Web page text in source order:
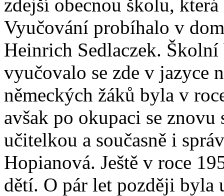
zdejší obecnou školu,
Vyučování probíhalo v
Heinrich Sedlaczek. Školní
vyučovalo se zde v jazyce
německých žáků byla v
avšak po okupaci se
učitelkou a současně i
Hopianová. Ještě v roce
dětí. O pár let později byla